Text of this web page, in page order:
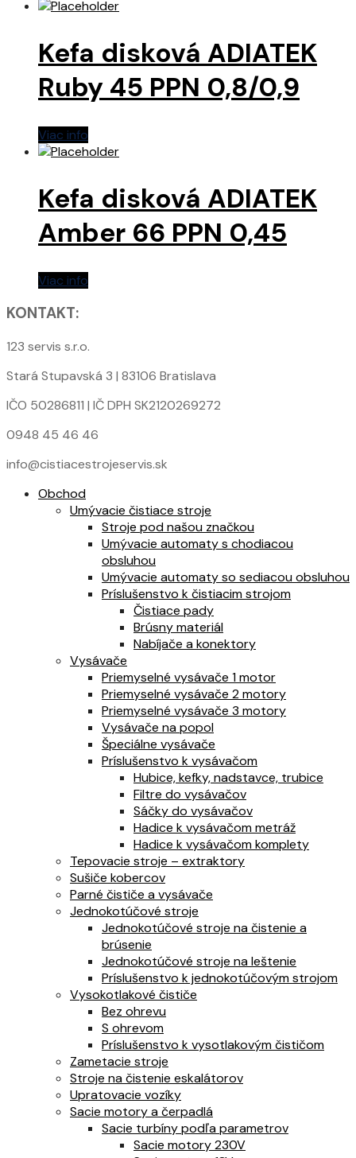
Kefa disková ADIATEK
Ruby 45 PPN 0,8/0,9
Viac info
Kefa disková ADIATEK
Amber 66 PPN 0,45
Viac info
KONTAKT:
123 servis s.r.o.
Stará Stupavská 3 | 83106 Bratislava
IČO 50286811 | IČ DPH SK2120269272
0948 45 46 46
info@cistiacestrojeservis.sk
Obchod
Umývacie čistiace stroje
Stroje pod našou značkou
Umývacie automaty s chodiacou
obsluhou
Umývacie automaty so sediacou obsluhou
Príslušenstvo k čistiacim strojom
Čistiace pady
Brúsny materiál
Nabíjače a konektory
Vysávače
Priemyselné vysávače 1 motor
Priemyselné vysávače 2 motory
Priemyselné vysávače 3 motory
Vysávače na popol
Špeciálne vysávače
Príslušenstvo k vysávačom
Hubice, kefky, nadstavce, trubice
Filtre do vysávačov
Sáčky do vysávačov
Hadice k vysávačom metráž
Hadice k vysávačom komplety
Tepovacie stroje – extraktory
Sušiče kobercov
Parné čističe a vysávače
Jednokotúčové stroje
Jednokotúčové stroje na čistenie a
brúsenie
Jednokotúčové stroje na leštenie
Príslušenstvo k jednokotúčovým strojom
Vysokotlakové čističe
Bez ohrevu
S ohrevom
Príslušenstvo k vysotlakovým čističom
Zametacie stroje
Stroje na čistenie eskalátorov
Upratovacie vozíky
Sacie motory a čerpadlá
Sacie turbíny podľa parametrov
Sacie motory 230V